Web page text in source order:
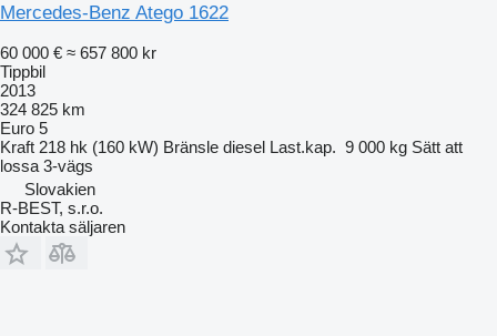
Mercedes-Benz Atego 1622
60 000 € ≈ 657 800 kr
Tippbil
2013
324 825 km
Euro 5
Kraft 218 hk (160 kW) Bränsle diesel Last.kap. 9 000 kg Sätt att
lossa 3-vägs
Slovakien
R-BEST, s.r.o.
Kontakta säljaren